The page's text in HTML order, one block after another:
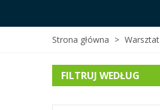
Strona główna > Warsztat
FILTRUJ WEDŁUG